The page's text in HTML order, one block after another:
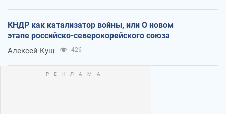
КНДР как катализатор войны, или О новом
этапе российско-северокорейского союза
Алексей Кущ 426